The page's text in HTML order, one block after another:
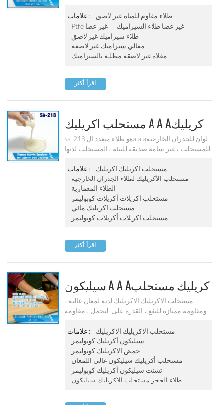
إنها مثالية للطلاء الداخلي والطلاء الخارجي لمقلاة
القلي ، وعاء الa a aوراق المالية ، صينية الخبز ، مقلاة
علامات :
طلاء مقاوم للمياه غير لاصق
Ptfe غير عصا
غير عصا طلاء السيراميك
طلاء سيراميك غير لاصق
مقالي سيراميك غير لاصقة
مقلاة غير لاصقة مطلية بالسيراميك
اقرأ أكثر
مستحلب اكريليك A A Aكريليك
لطلاء الجدران الخارجية Sa-218
sa-218 هو طلاء متعدد الa a aلوان للجدران الخارجية
للمستحلب ، غير سامة صديقة للبيئة ، المستحلب لديها
علامات :
مستحلب اكريليك اكريليك
مستحلب الأكريليك لطلاء الجدران الخارجية
الطلاء المعمارية
مستحلب اكريلات أكريلات كوبوليمر
مستحلب اكريليك مائي
مستحلب اكريلات أكريلات كوبوليمر
اقرأ أكثر
سيليكون A A Aكريليك مستحلب
Sa-108
مستحلب الاكريليك الاكريليك لديه لمعان عالية ،
ومقاومة ممتازة للبقع ، القدرة على التحمل ، مقاومة
تطبيقها على الطلاء الa a aعلى / الورنيش ، الطلاء
علامات :
مستحلب الاكريليك الاكريليك
سيليكون أكريليك كوبوليمر
حمض الاكريليك كوبوليمر
مستحلب أكريليك سيليكون عالي اللمعان
تشتت سيليكون أكريليك كوبوليمر
طلاء الحجر مستحلب الاكريليك سيليكون